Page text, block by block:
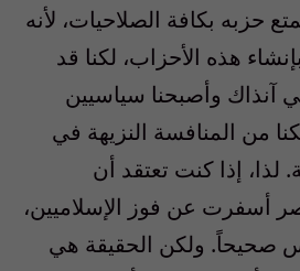
حزبه بكافة الصلاحيات، لأنه
هذه الأحزاب، لكنا قد
آنذاك وأصبحنا سياسيين
من المنافسة النزيهة في
لذا، إذا كنت تعتقد أن
أسفرت عن فوز الإسلاميين،
صحيحاً. ولكن الحقيقة هي